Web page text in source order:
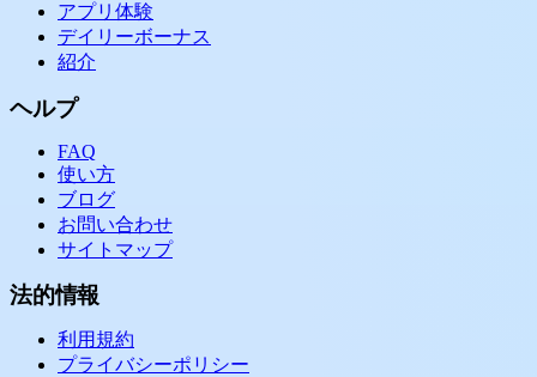
アプリ体験
デイリーボーナス
紹介
ヘルプ
FAQ
使い方
ブログ
お問い合わせ
サイトマップ
法的情報
利用規約
プライバシーポリシー